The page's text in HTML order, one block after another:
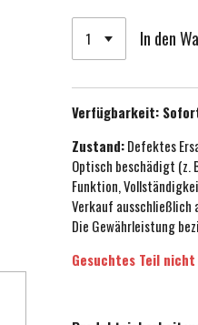
In den
Verfügbarkeit:
Zustand:Defektes
Optisch beschädigt (z.
Funktion,
Verkauf ausschließlich
Die Gewährleistung
Gesuchtes Teil